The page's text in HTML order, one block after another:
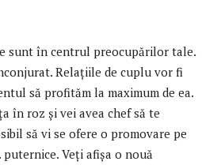
sunt în centrul preocupărilor tale.
Relațiile de cuplu vor fi
să profităm la maximum de ea.
în roz și vei avea chef să te
să vi se ofere o promovare pe
Veți afișa o nouă